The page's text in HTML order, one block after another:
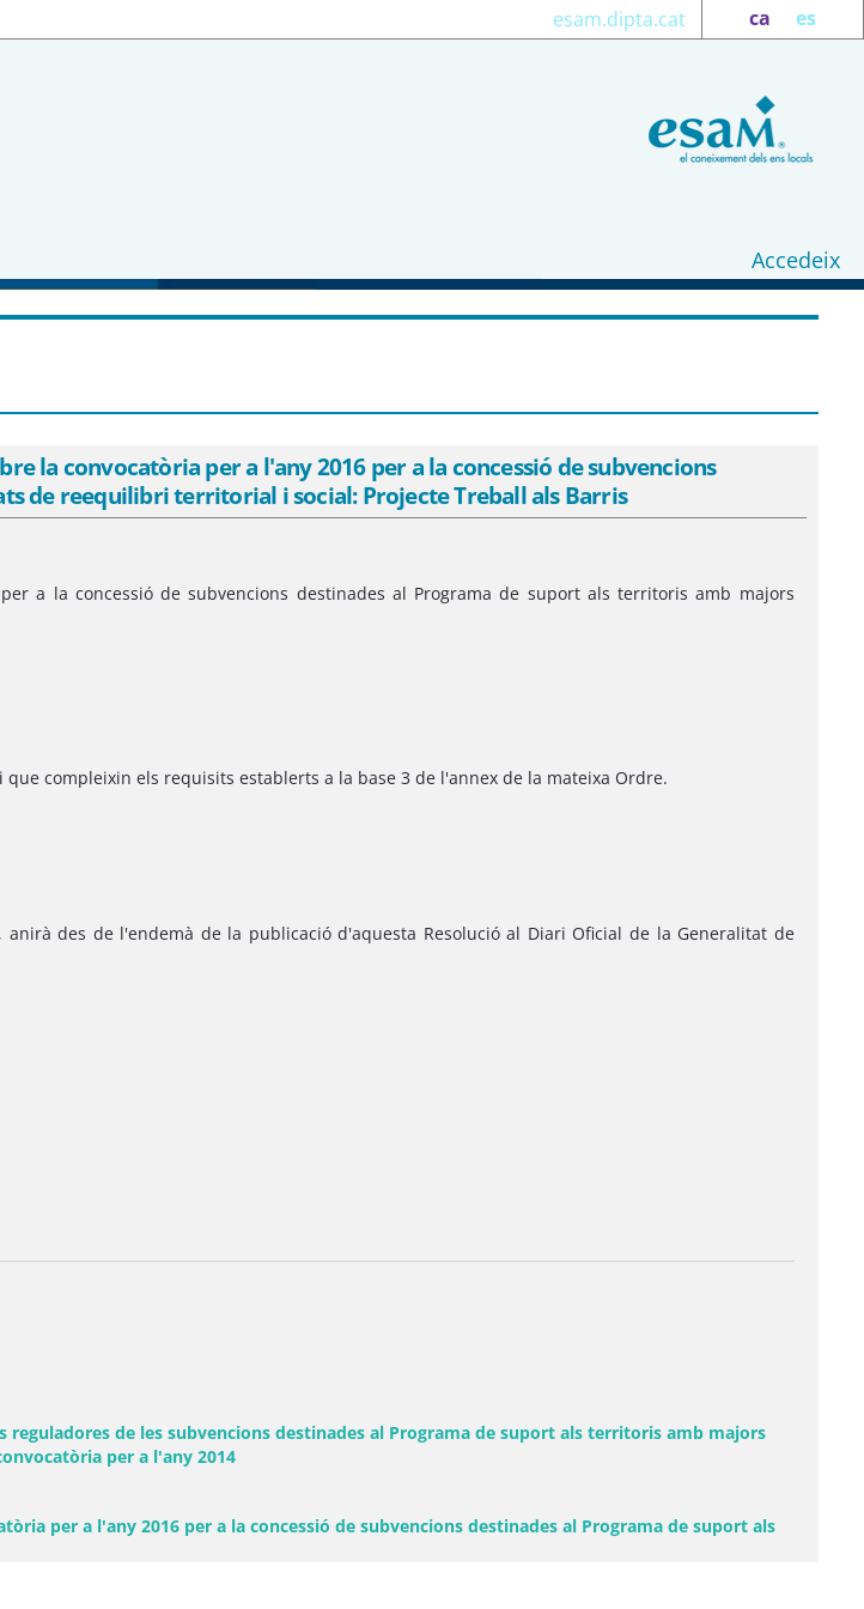
ca es
esam.dipta.cat
Accedeix
qual s&#39;obre la convocatòria per a l&#39;any 2016 per a la
als territoris amb majors necessitats de reequilibri territorial
la convocatòria per a l'any 2016 per a la concessió de subvencions
de reequilibri territorial i social: Projecte Treball als Barris
a la concessió de subvencions destinades al Programa de suport als territoris amb majors
compleixin els requisits establerts a la base 3 de l'annex de la mateixa Ordre.
des de l'endemà de la publicació d'aquesta Resolució al Diari Oficial de la Generalitat de
reguladores de les subvencions destinades al Programa de suport als territoris amb majors
per a l'any 2014
per a l'any 2016 per a la concessió de subvencions destinades al Programa de suport als
nova)